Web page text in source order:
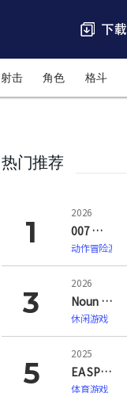
射击 角色 格斗
热门推荐
2026
007 初露锋芒（007 First Light）
动作冒险游戏
2026
Noun Town 语言学习（Noun Town Language Learning）
休闲游戏
2025
EA SPORTS FC 26
体育游戏